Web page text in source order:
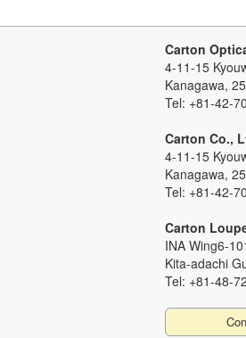
Carton
4-11-15
Kanagawa,
Tel: +81-42-
Carton Co.,
4-11-15
Kanagawa,
Tel: +81-42-
Carton
INA Wing6-
Kita-adachi
Tel: +81-48-